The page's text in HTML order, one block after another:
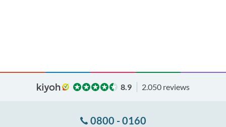
8.9 2.050 reviews
0800 - 0160